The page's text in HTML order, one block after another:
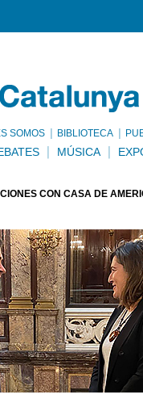
SOMOS BIBLIOTECA
MÚSICA
CON CASA DE